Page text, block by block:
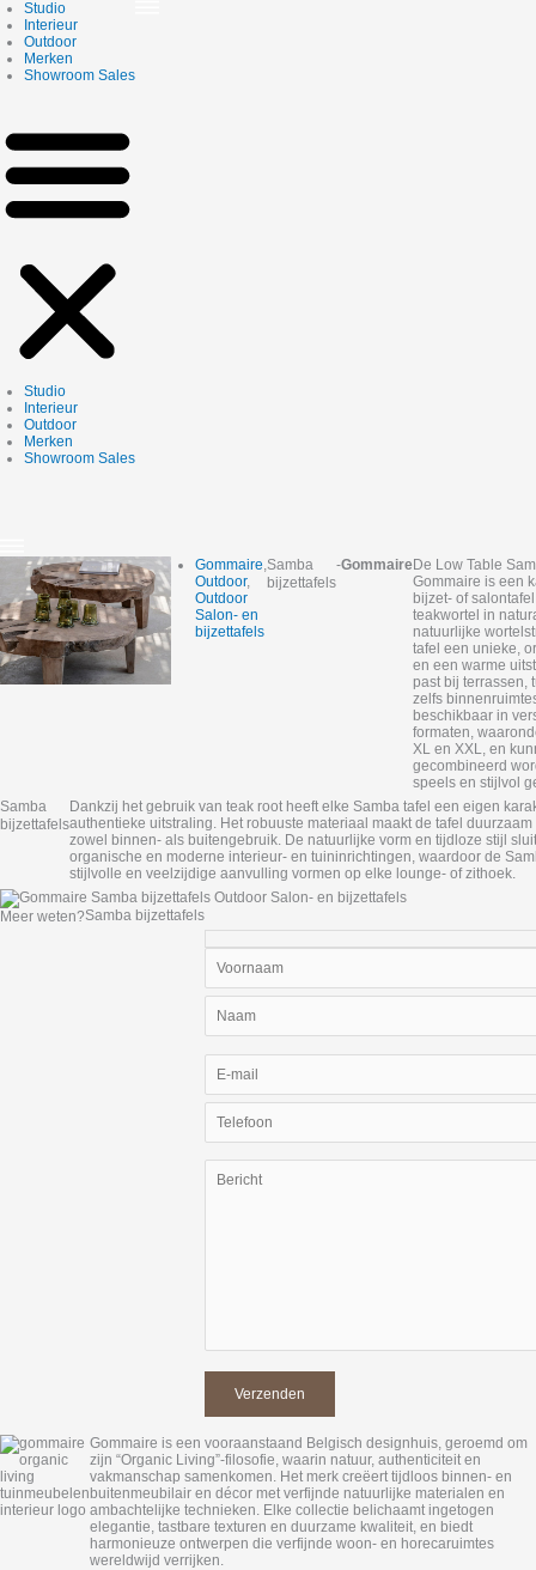
Skip
to
content
Studio
Interieur
Outdoor
Merken
Showroom Sales
Studio
Interieur
Outdoor
Merken
Showroom Sales
Gommaire,
Outdoor,
Outdoor
Salon- en
bijzettafels
Samba
bijzettafels
-GommaireDe Low Table
Gommaire is een
bijzet- of
teakwortel in
natuurlijke
tafel een unieke,
en een warme
past bij terrassen,
zelfs
beschikbaar in
formaten,
XL en XXL, en
gecombineerd
speels en stijlvol
Samba
bijzettafels
Dankzij het gebruik van teak root heeft elke Samba tafel een eigen
authentieke uitstraling. Het robuuste materiaal maakt de tafel
zowel binnen- als buitengebruik. De natuurlijke vorm en tijdloze stijl
organische en moderne interieur- en tuininrichtingen, waardoor de
stijlvolle en veelzijdige aanvulling vormen op elke lounge- of zithoek.
Meer weten?Samba bijzettafels
Gommaire is een vooraanstaand Belgisch designhuis, geroemd om
zijn “Organic Living”-filosofie, waarin natuur, authenticiteit en
vakmanschap samenkomen. Het merk creëert tijdloos binnen- en
buitenmeubilair en décor met verfijnde natuurlijke materialen en
ambachtelijke technieken. Elke collectie belichaamt ingetogen
elegantie, tastbare texturen en duurzame kwaliteit, en biedt
harmonieuze ontwerpen die verfijnde woon- en horecaruimtes
wereldwijd verrijken.